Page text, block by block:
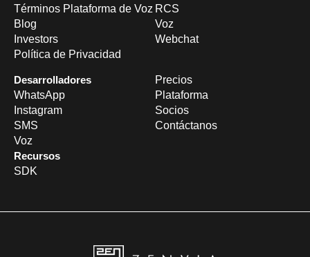
Términos Plataforma de Voz
Blog
Investors
Política de Privacidad
RCS
Voz
Webchat
Desarrolladores
WhatsApp
Instagram
SMS
Voz
Recursos
SDK
Precios
Plataforma
Socios
Contáctanos